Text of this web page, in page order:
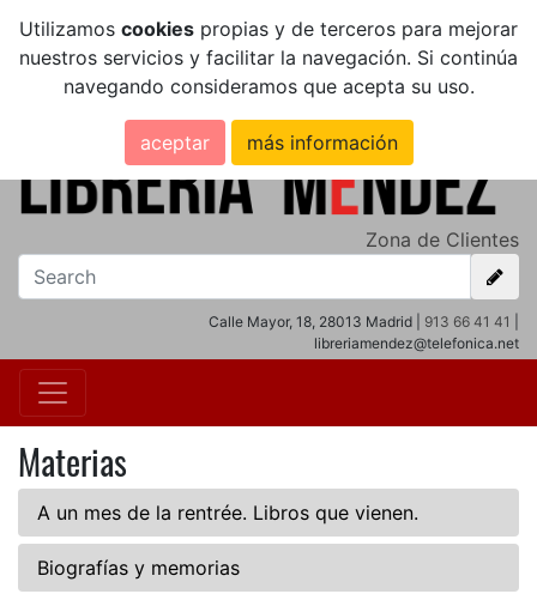
Utilizamos cookies propias y de terceros para mejorar
nuestros servicios y facilitar la navegación. Si continúa
navegando consideramos que acepta su uso.
aceptar más información
Zona de Clientes
Calle Mayor, 18, 28013 Madrid | 913 66 41 41
libreriamendez@telefonica.net
Materias
A un mes de la rentrée. Libros que vienen.
Biografías y memorias